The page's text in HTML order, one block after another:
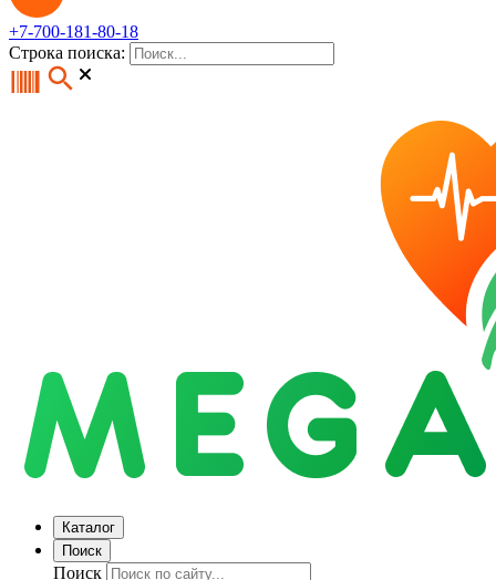
+7-700-181-80-18
Строка поиска:
Каталог
Поиск
Поиск